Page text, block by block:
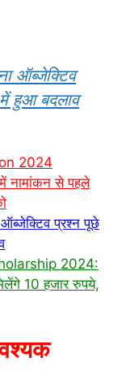
ऑब्जेक्टिव
हुआ बदलाव
2024
नामांकन से पहले
ऑब्जेक्टिव प्रश्न पूछे
2024:
10 हजार रुपये,